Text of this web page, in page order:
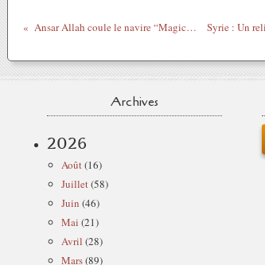
Ansar Allah coule le navire “Magic Seas” lié à Israël en mer Rouge
Archives
2026
Août(16)
Juillet(58)
Juin (46)
Mai (21)
Avril (28)
Mars(89)